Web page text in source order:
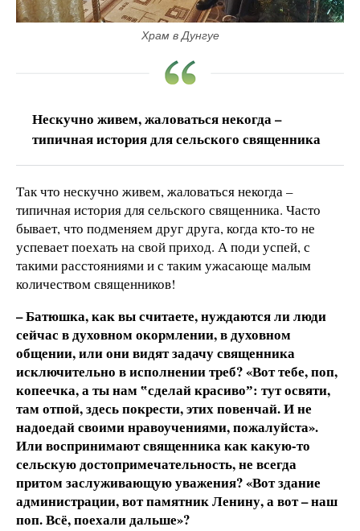
Храм в Дунгуе
Нескучно живем, жаловаться некогда –
типичная история для сельского священника
Так что нескучно живем, жаловаться некогда –
типичная история для сельского священника. Часто
бывает, что подменяем друг друга, когда кто-то не
успевает поехать на свой приход. А поди успей, с
такими расстояниями и с таким ужасающе малым
количеством священников!
– Батюшка, как вы считаете, нуждаются ли люди
сейчас в духовном окормлении, в духовном
общении, или они видят задачу священника
исключительно в исполнении треб? «Вот тебе, поп,
копеечка, а ты нам ‟сделай красивоˮ: тут освяти,
там отпой, здесь покрести, этих повенчай. И не
надоедай своими нравоучениями, пожалуйста».
Или воспринимают священника как какую-то
сельскую достопримечательность, не всегда
притом заслуживающую уважения? «Вот здание
администрации, вот памятник Ленину, а вот – наш
поп. Всё, поехали дальше»?